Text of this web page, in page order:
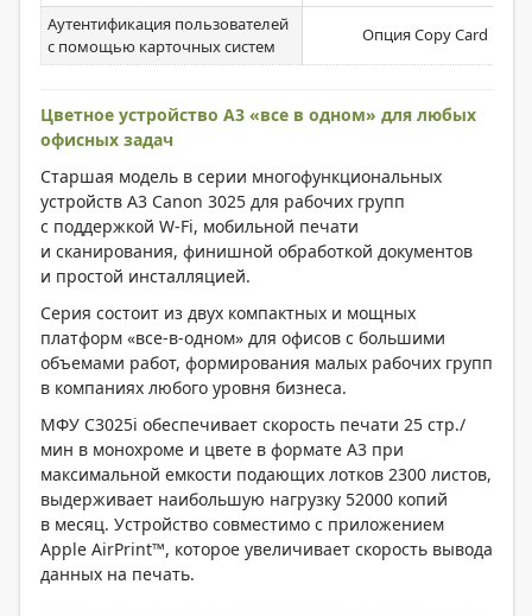
Аутентификация пользователей
с помощью карточных систем
Опция Copy Card
Цветное устройство A3 «все в одном» для любых
офисных задач
Старшая модель в серии многофункциональных
устройств А3 Canon 3025 для рабочих групп
с поддержкой W-Fi, мобильной печати
и сканирования, финишной обработкой документов
и простой инсталляцией.
Серия состоит из двух компактных и мощных
платформ «все-в-одном» для офисов с большими
объемами работ, формирования малых рабочих групп
в компаниях любого уровня бизнеса.
МФУ C3025i обеспечивает скорость печати 25 стр./
мин в монохроме и цвете в формате A3 при
максимальной емкости подающих лотков 2300 листов,
выдерживает наибольшую нагрузку 52000 копий
в месяц. Устройство совместимо с приложением
Apple AirPrint™, которое увеличивает скорость вывода
данных на печать.